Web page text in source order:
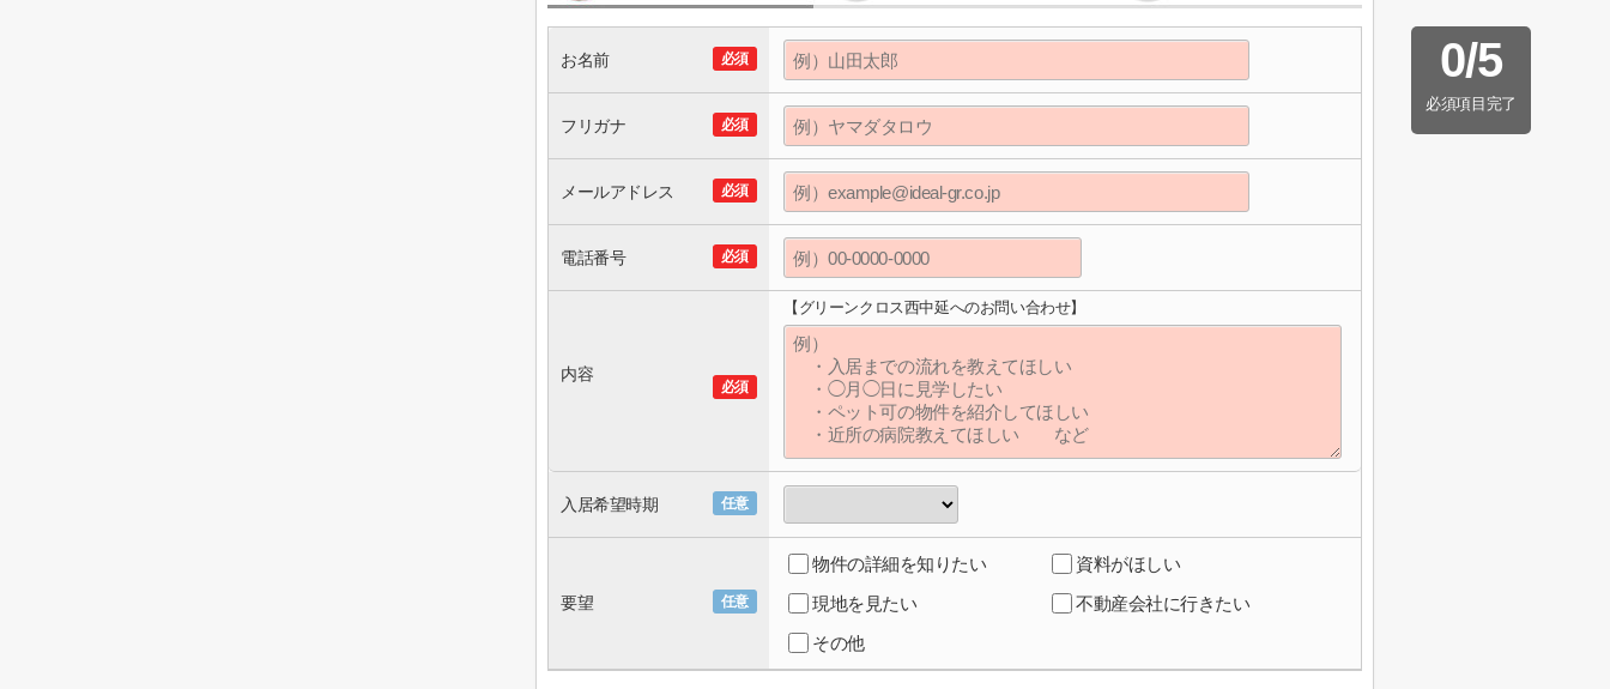
0/5
必須項目完了
必須
お名前
必須
フリガナ
必須
メールアドレス
必須
電話番号
必須
内容
【グリーンクロス西中延へのお問い合わせ】
任意
入居希望時期
任意
要望
物件の詳細を知りたい
資料がほしい
現地を見たい
不動産会社に行きたい
その他